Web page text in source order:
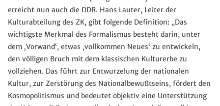
erreicht nun auch die DDR. Hans Lauter, Leiter der
Kulturabteilung des ZK, gibt folgende Definition: „Das
wichtigste Merkmal des Formalismus besteht darin, unter
dem ‚Vorwand‘, etwas ‚vollkommen Neues‘ zu entwickeln,
den völligen Bruch mit dem klassischen Kulturerbe zu
vollziehen. Das führt zur Entwurzelung der nationalen
Kultur, zur Zerstörung des Nationalbewußtseins, fördert den
Kosmopolitismus und bedeutet objektiv eine Unterstützung